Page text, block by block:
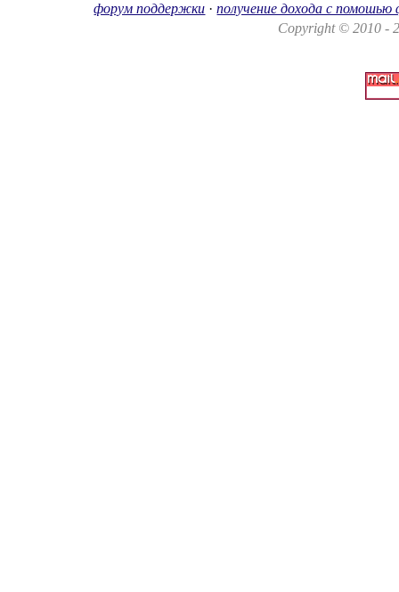
форум поддержки ·получение дохода с помошью
Copyright © 2010 -